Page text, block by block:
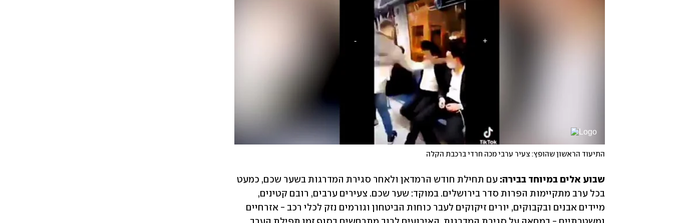
התיעוד הראשון שהופץ: צעיר ערבי מכה חרדי ברכבת הקלה
שבוע אלים במיוחד בבירה: